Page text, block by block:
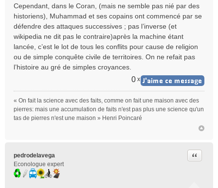
Cependant, dans le Coran, (mais ne semble pas nié par des
historiens), Muhammad et ses copains ont commencé par se
défendre des attaques successives ; pas l’inverse (et
wikipedia ne dit pas le contraire)après la machine étant
lancée, c’est le lot de tous les conflits pour cause de religion
ou de simple conquête civile de territoires. On ne refait pas
l’histoire au gré de simples croyances.
0 x
« On fait la science avec des faits, comme on fait une maison avec des
pierres: mais une accumulation de faits n'est pas plus une science qu'un
tas de pierres n'est une maison » Henri Poincaré
pedrodelavega
Econologue expert
Citer